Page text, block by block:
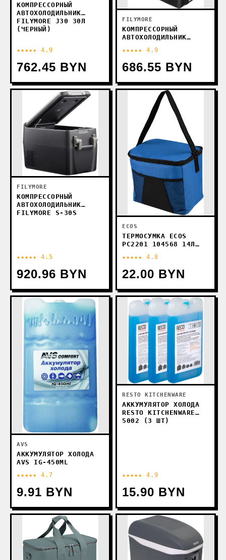
КОМПРЕССОРНЫЙ
АВТОХОЛОДИЛЬНИК
FILYMORE J30 30Л
(ЧЕРНЫЙ)
★★★★★ 4.9
762.45 BYN
FILYMORE
КОМПРЕССОРНЫЙ
АВТОХОЛОДИЛЬНИК
★★★★★ 4.9
686.55 BYN
FILYMORE
КОМПРЕССОРНЫЙ
АВТОХОЛОДИЛЬНИК
FILYMORE S-30S
★★★★★ 4.5
920.96 BYN
ECOS
ТЕРМОСУМКА ECOS
PC2201 104568 14Л
★★★★★ 4.8
22.00 BYN
AVS
АККУМУЛЯТОР ХОЛОДА
AVS IG-450ML
★★★★★ 4.7
9.91 BYN
RESTO KITCHENWARE
АККУМУЛЯТОР ХОЛОДА
RESTO KITCHENWARE
5002 (3 ШТ)
★★★★★ 4.9
15.90 BYN